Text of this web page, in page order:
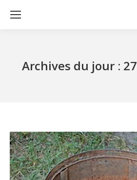
Archives du jour :